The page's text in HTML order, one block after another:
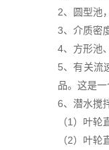
2、圆型池
3、介质密
4、方形池
5、有关流
品。这是
6、潜水搅
（1）叶
（2）叶